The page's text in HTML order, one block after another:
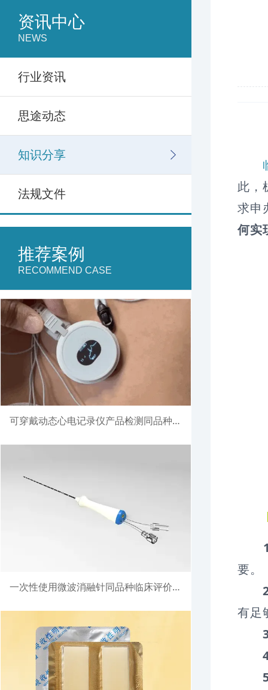
资讯中心
NEWS
行业资讯
思途动态
知识分享
法规文件
推荐案例
RECOMMEND CASE
可穿戴动态心电记录仪产品检测同品种比对注册案例
一次性使用微波消融针同品种临床评价注册案例
此，
求申
何实
要。
有足